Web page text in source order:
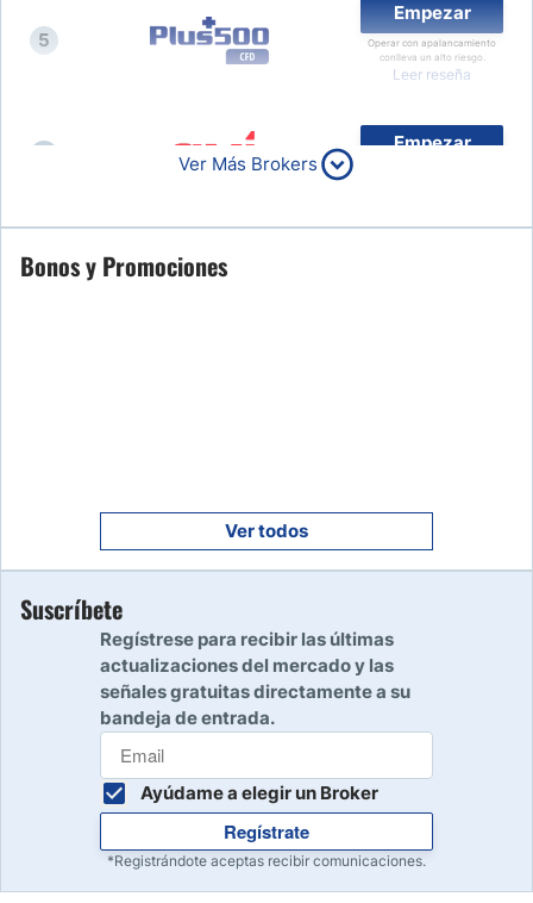
5
Empezar
Operar con apalancamiento
conlleva un alto riesgo.
Leer reseña
Empezar
7
Leer reseña
10
Ver Más Brokers
Bonos y Promociones
Ver todos
Suscríbete
Regístrese para recibir las últimas
actualizaciones del mercado y las
señales gratuitas directamente a su
bandeja de entrada.
Ayúdame a elegir un Broker
Regístrate
*Registrándote aceptas recibir comunicaciones.